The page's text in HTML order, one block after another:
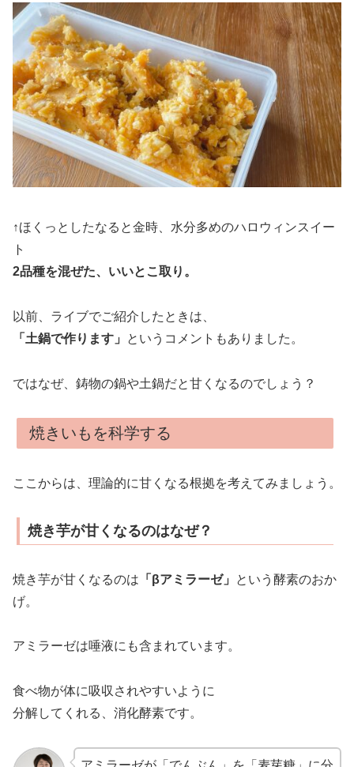
↑ほくっとしたなると金時、水分多めのハロウィンスイー
ト
2品種を混ぜた、いいとこ取り。
以前、ライブでご紹介したときは、
「土鍋で作ります」
というコメントもありました。
ではなぜ、鋳物の鍋や土鍋だと甘くなるのでしょう？
焼きいもを科学する
ここからは、理論的に甘くなる根拠を考えてみましょう。
焼き芋が甘くなるのはなぜ？
焼き芋が甘くなるのは 「βアミラーゼ」
という酵素のおか
げ。
アミラーゼは唾液にも含まれています。
食べ物が体に吸収されやすいように
分解してくれる、消化酵素です。